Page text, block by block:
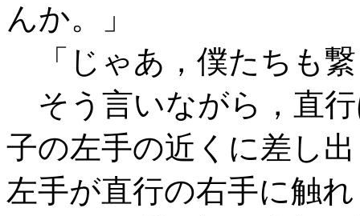
んか。」
「じゃあ，僕たちも
そう言いながら，直
子の左手の近くに差し
左手が直行の右手に触